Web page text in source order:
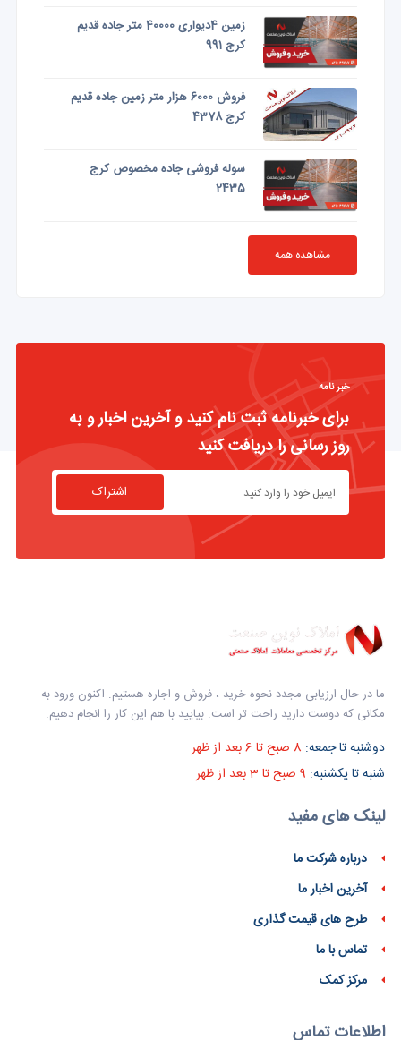
زمین 4دیواری 40000 متر جاده قدیم
کرج 991
فروش 6000 هزار متر زمین جاده قدیم
کرج 4378
سوله فروشی جاده مخصوص کرج
2435
مشاهده همه
خبر نامه
برای خبرنامه ثبت نام کنید و آخرین اخبار و به
روز رسانی را دریافت کنید
اشتراک
ما در حال ارزیابی مجدد نحوه خرید ، فروش و اجاره هستیم. اکنون ورود به
مکانی که دوست دارید راحت تر است. بیایید با هم این کار را انجام دهیم.
دوشنبه تا جمعه:
شنبه تا یکشنبه:
لینک های مفید
درباره شرکت ما
آخرین اخبار ما
طرح های قیمت گذاری
تماس با ما
مرکز کمک
اطلاعات تماس